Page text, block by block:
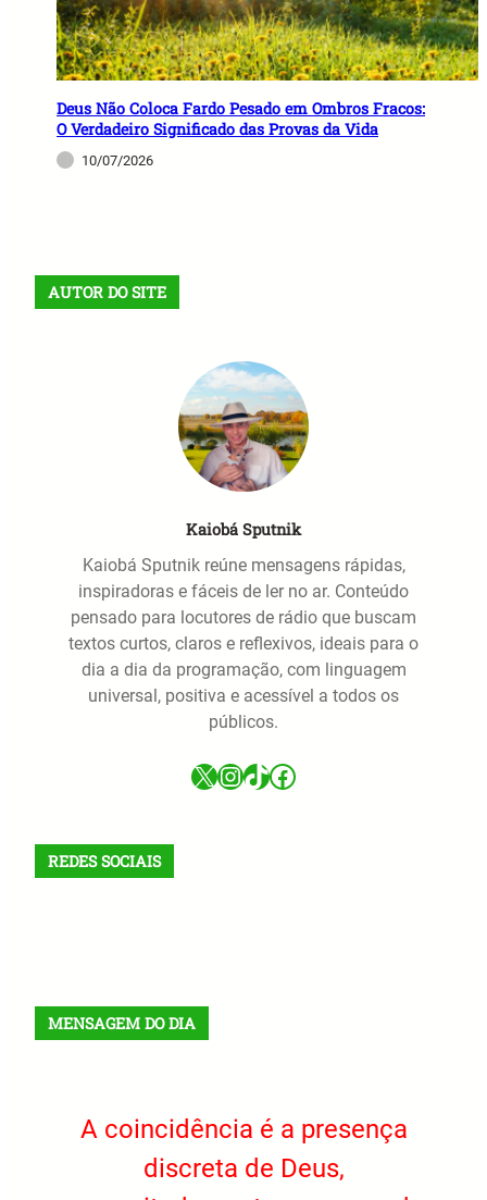
Deus Não Coloca Fardo Pesado em Ombros Fracos:
O Verdadeiro Significado das Provas da Vida
10/07/2026
AUTOR DO SITE
Kaiobá Sputnik
Kaiobá Sputnik reúne mensagens rápidas,
inspiradoras e fáceis de ler no ar. Conteúdo
pensado para locutores de rádio que buscam
textos curtos, claros e reflexivos, ideais para o
dia a dia da programação, com linguagem
universal, positiva e acessível a todos os
públicos.
X InstagramTikTok Facebook
REDES SOCIAIS
MENSAGEM DO DIA
A coincidência é a presença
discreta de Deus,